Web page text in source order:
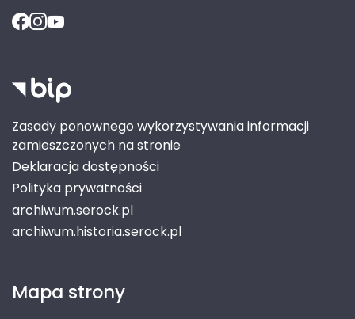
Zasady ponownego wykorzystywania informacji
zamieszczonych na stronie
Deklaracja dostępności
Polityka prywatności
archiwum.serock.pl
archiwum.historia.serock.pl
Mapa strony